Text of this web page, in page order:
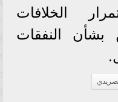
الخلافات
بشأن النفقات